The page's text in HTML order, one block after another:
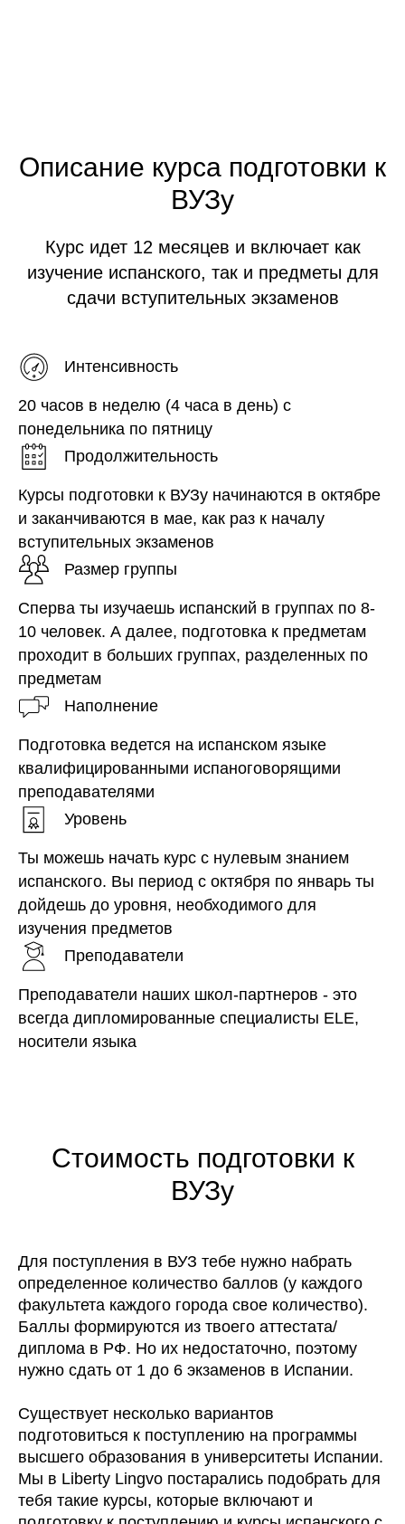
Описание курса подготовки к
ВУЗу
Курс идет 12 месяцев и включает как
изучение испанского, так и предметы для
сдачи вступительных экзаменов
Интенсивность
20 часов в неделю (4 часа в день) с
понедельника по пятницу
Продолжительность
Курсы подготовки к ВУЗу начинаются в октябре
и заканчиваются в мае, как раз к началу
вступительных экзаменов
Размер группы
Сперва ты изучаешь испанский в группах по 8-
10 человек. А далее, подготовка к предметам
проходит в больших группах, разделенных по
предметам
Наполнение
Подготовка ведется на испанском языке
квалифицированными испаноговорящими
преподавателями
Уровень
Ты можешь начать курс с нулевым знанием
испанского. Вы период с октября по январь ты
дойдешь до уровня, необходимого для
изучения предметов
Преподаватели
Преподаватели наших школ-партнеров - это
всегда дипломированные специалисты ELE,
носители языка
Стоимость подготовки к
ВУЗу
Для поступления в ВУЗ тебе нужно набрать
определенное количество баллов (у каждого
факультета каждого города свое количество).
Баллы формируются из твоего аттестата/
диплома в РФ. Но их недостаточно, поэтому
нужно сдать от 1 до 6 экзаменов в Испании.
Существует несколько вариантов
подготовиться к поступлению на программы
высшего образования в университеты Испании.
Мы в Liberty Lingvo постарались подобрать для
тебя такие курсы, которые включают и